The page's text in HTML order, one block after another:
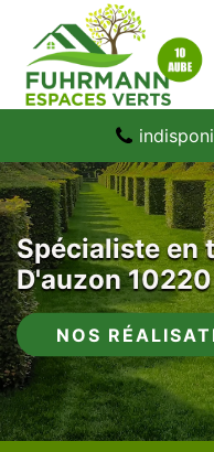
Spécialiste en
D'auzon 10220
NOS